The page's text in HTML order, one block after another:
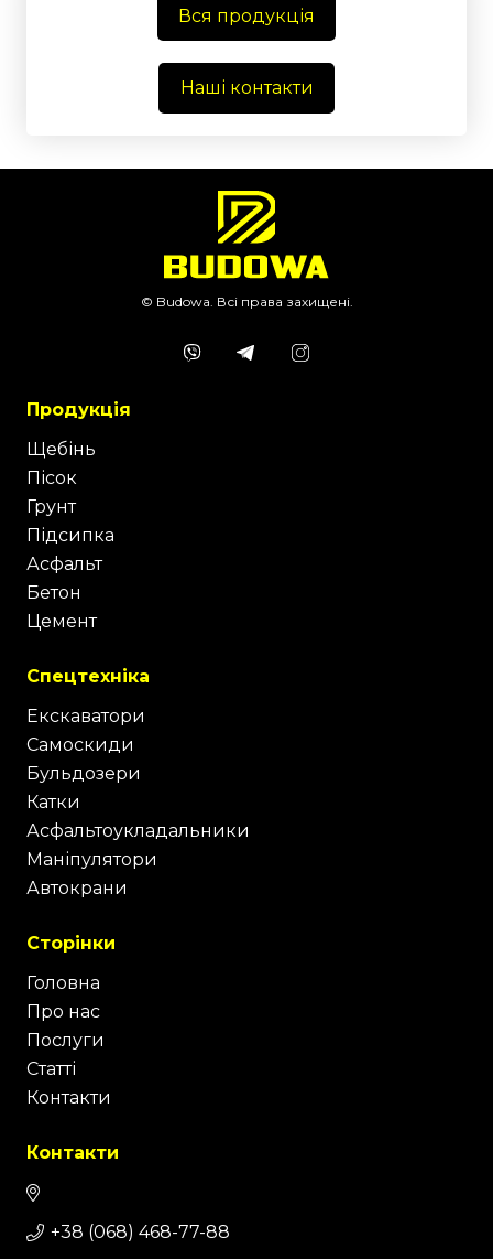
Вся продукція
Наші контакти
© Budowa. Всі права захищені.
Продукція
Щебінь
Пісок
Грунт
Підсипка
Асфальт
Бетон
Цемент
Спецтехніка
Екскаватори
Самоскиди
Бульдозери
Катки
Асфальтоукладальники
Маніпулятори
Автокрани
Сторінки
Головна
Про нас
Послуги
Статті
Контакти
Контакти
+38 (068) 468-77-88